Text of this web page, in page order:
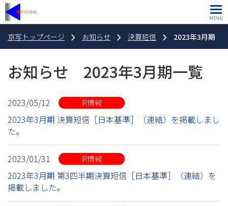
京写トップページ お知らせ 決算短信 2023年3月期
お知らせ 2023年3月期一覧
2023/05/12 IR情報
2023年3月期 決算短信［日本基準］（連結）を掲載しまし
た。
2023/01/31 IR情報
2023年3月期 第3四半期決算短信［日本基準］（連結）を
掲載しました。
MENU